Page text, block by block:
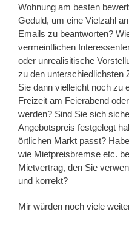
Wohnung am besten
Geduld, um eine Vielzahl
Emails zu beantworten?
vermeintlichen
oder unrealisitische
zu den unterschiedlichsten
Sie dann vielleicht noch zu
Freizeit am Feierabend
werden? Sind Sie sich
Angebotspreis festgelegt
örtlichen Markt passt?
wie Mietpreisbremse etc.
Mietvertrag, den Sie
und korrekt?
Mir würden noch viele